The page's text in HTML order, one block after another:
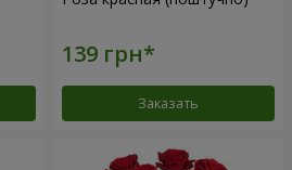
Заказать